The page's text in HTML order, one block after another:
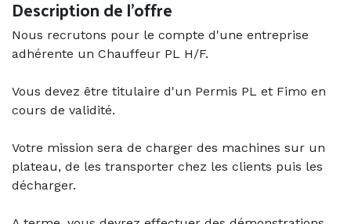
Description de l'offre
Nous recrutons pour le compte d'une entreprise
adhérente un Chauffeur PL H/F.
Vous devez être titulaire d'un Permis PL et Fimo en
cours de validité.
Votre mission sera de charger des machines sur un
plateau, de les transporter chez les clients puis les
décharger.